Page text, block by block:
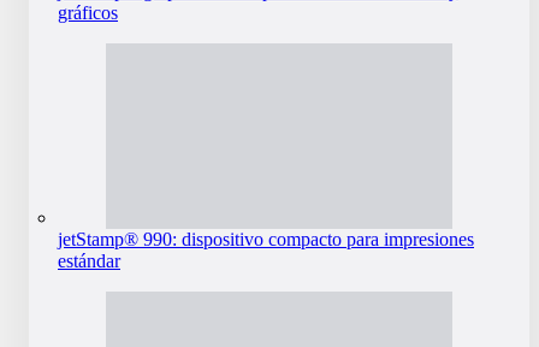
gráficos
jetStamp® 990: dispositivo compacto para impresiones
estándar